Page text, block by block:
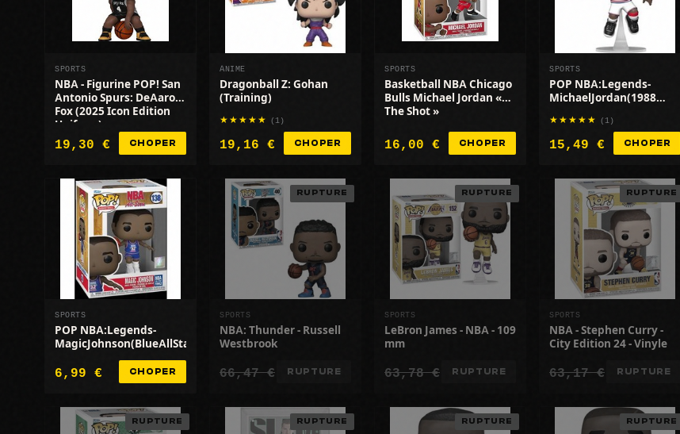
SPORTS
NBA - Figurine POP! San
Antonio Spurs: DeAaron
Fox (2025 Icon Edition
Uniform)
19,30 € CHOPER
ANIME
Dragonball Z: Gohan
(Training)
(1)
19,16 € CHOPER
SPORTS
Basketball NBA Chicago
Bulls Michael Jordan «
The Shot »
16,00 € CHOPER
SPORTS
POP NBA:Legends-
MichaelJordan(1988
(1)
15,49 € CHOPER
SPORTS
POP NBA:Legends-
MagicJohnson(BlueAllStarUni1991)
6,99 € CHOPER
RUPTURE
SPORTS
NBA: Thunder - Russell
Westbrook
66,47 € RUPTURE
RUPTURE
SPORTS
LeBron James - NBA - 109
mm
63,78 € RUPTURE
RUPTURE
SPORTS
NBA - Stephen Curry -
City Edition 24 - Vinyle
63,17 € RUPTURE
RUPTURE RUPTURE RUPTURE RUPTURE